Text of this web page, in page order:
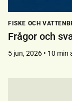
FISKE OCH
Frågor och
5 jun, 2026 • 10 min